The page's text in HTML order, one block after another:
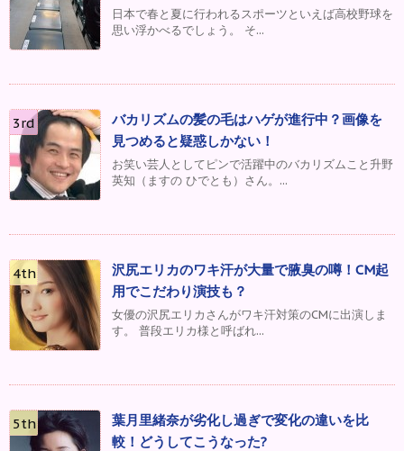
日本で春と夏に行われるスポーツといえば高校野球を
思い浮かべるでしょう。 そ...
バカリズムの髪の毛はハゲが進行中？画像を
見つめると疑惑しかない！
お笑い芸人としてピンで活躍中のバカリズムこと升野
英知（ますの ひでとも）さん。...
沢尻エリカのワキ汗が大量で腋臭の噂！CM起
用でこだわり演技も？
女優の沢尻エリカさんがワキ汗対策のCMに出演しま
す。 普段エリカ様と呼ばれ...
葉月里緒奈が劣化し過ぎで変化の違いを比
較！どうしてこうなった?